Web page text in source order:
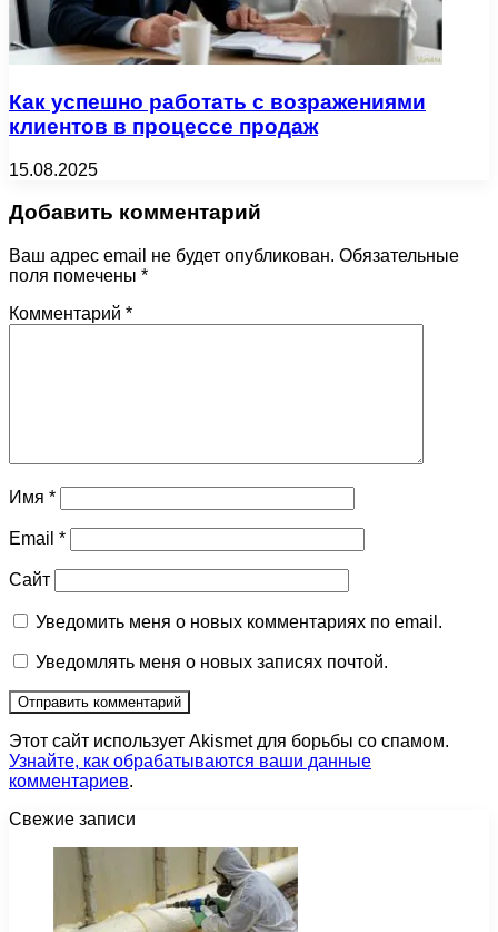
Как успешно работать с возражениями
клиентов в процессе продаж
15.08.2025
Добавить комментарий
Ваш адрес email не будет опубликован. Обязательные
поля помечены *
Комментарий *
Имя *
Email *
Сайт
Уведомить меня о новых комментариях по email.
Уведомлять меня о новых записях почтой.
Этот сайт использует Akismet для борьбы со спамом.
Узнайте, как обрабатываются ваши данные
комментариев.
Свежие записи